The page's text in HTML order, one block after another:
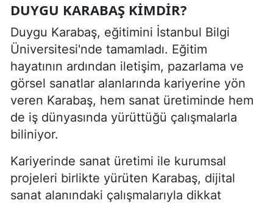
DUYGU KARABAŞ KIMDIR?
Duygu Karabaş, eğitimini İstanbul Bilgi
Üniversitesi'nde tamamladı. Eğitim
hayatının ardından iletişim, pazarlama ve
görsel sanatlar alanlarında kariyerine yön
veren Karabaş, hem sanat üretiminde hem
de iş dünyasında yürüttüğü çalışmalarla
biliniyor.
Kariyerinde sanat üretimi ile kurumsal
projeleri birlikte yürüten Karabaş, dijital
sanat alanındaki çalışmalarıyla dikkat